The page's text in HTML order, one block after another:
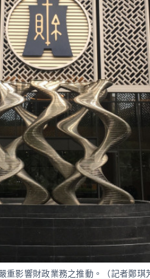
影響財政業務之推動。（記者鄭琪